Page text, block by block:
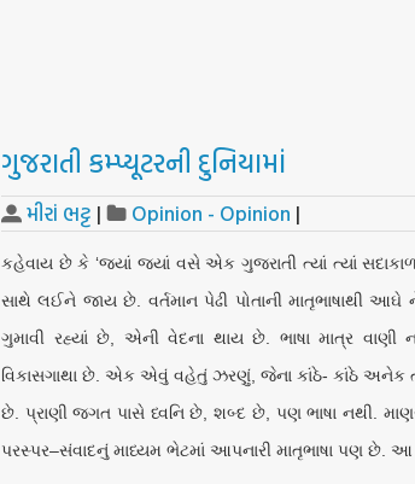
ગુજરાતી કમ્પ્યૂટરની દુનિયામાં
મીરાં ભટ્ટ | Opinion - Opinion |
કહેવાય છે કે ‘જ્યાં જ્યાં વસે એક ગુજરાતી ત્યાં ત્યાં
સાથે લઈને જાય છે. વર્તમાન પેઢી પોતાની માતૃભાષાથી
ગુમાવી રહ્યાં છે, એની વેદના થાય છે. ભાષા માત્ર
વિકાસગાથા છે. એક એવું વહેતું ઝરણું, જેના કાંઠે- કાંઠે અનેક
છે. પ્રાણી જગત પાસે ધ્વનિ છે, શબ્દ છે, પણ ભાષા નથી.
પરસ્પર–સંવાદનું માધ્યમ ભેટમાં આપનારી માતૃભાષા પણ છે.